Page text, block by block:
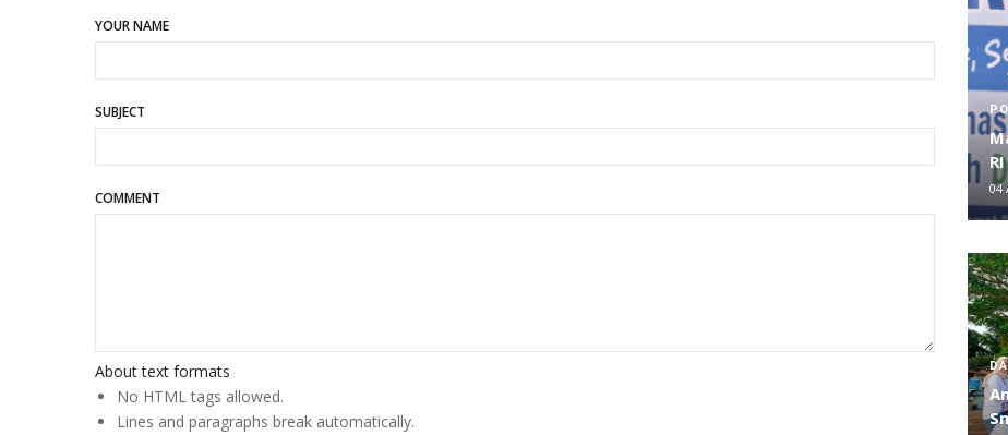
YOUR NAME
SUBJECT
COMMENT
About text formats
No HTML tags allowed.
Lines and paragraphs break automatically.
04